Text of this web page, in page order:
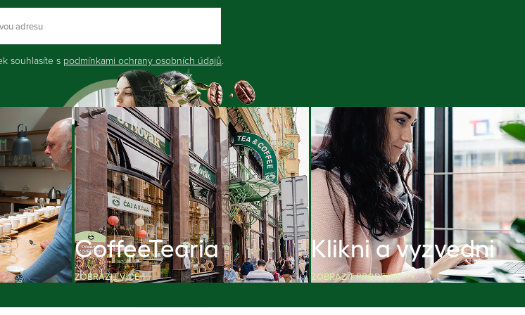
souhlasíte s podmínkami ochrany osobních údajů.
CoffeeTearia
ZOBRAZIT VÍCE
Klikni a vyzvedni
ZOBRAZIT PRODEJNY